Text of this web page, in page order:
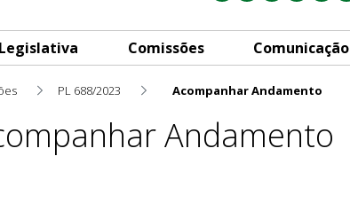
Comissões Comunicação
PL 688/2023 Acompanhar Andamento
Andamento